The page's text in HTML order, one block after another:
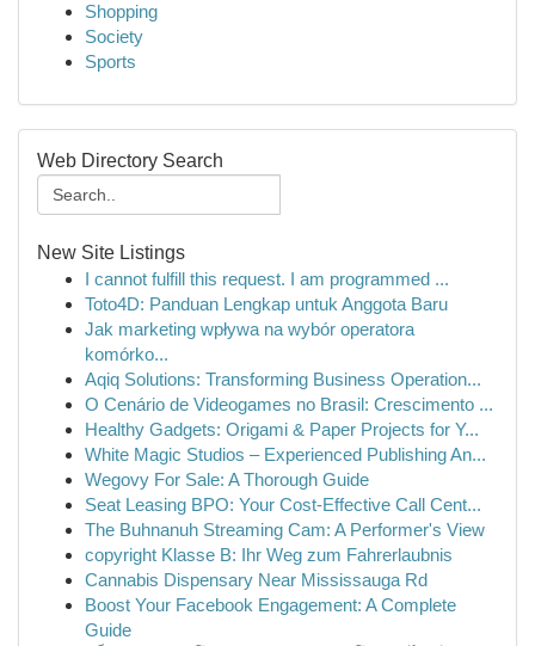
Shopping
Society
Sports
Web Directory Search
New Site Listings
I cannot fulfill this request. I am programmed ...
Toto4D: Panduan Lengkap untuk Anggota Baru
Jak marketing wpływa na wybór operatora
komórko...
Aqiq Solutions: Transforming Business Operation...
O Cenário de Videogames no Brasil: Crescimento ...
Healthy Gadgets: Origami & Paper Projects for Y...
White Magic Studios – Experienced Publishing An...
Wegovy For Sale: A Thorough Guide
Seat Leasing BPO: Your Cost-Effective Call Cent...
The Buhnanuh Streaming Cam: A Performer's View
copyright Klasse B: Ihr Weg zum Fahrerlaubnis
Cannabis Dispensary Near Mississauga Rd
Boost Your Facebook Engagement: A Complete
Guide